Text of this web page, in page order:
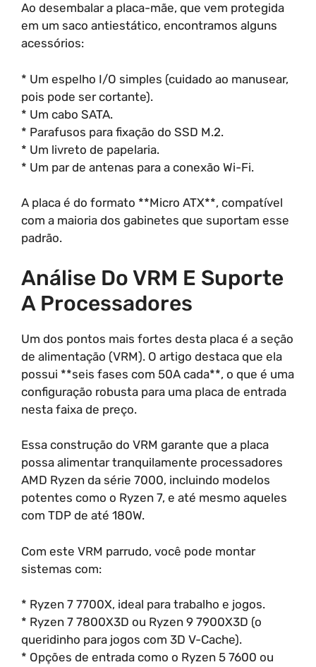
Ao desembalar a placa-mãe, que vem protegida
em um saco antiestático, encontramos alguns
acessórios:
* Um espelho I/O simples (cuidado ao manusear,
pois pode ser cortante).
* Um cabo SATA.
* Parafusos para fixação do SSD M.2.
* Um livreto de papelaria.
* Um par de antenas para a conexão Wi-Fi.
A placa é do formato **Micro ATX**, compatível
com a maioria dos gabinetes que suportam esse
padrão.
Análise Do VRM E Suporte
A Processadores
Um dos pontos mais fortes desta placa é a seção
de alimentação (VRM). O artigo destaca que ela
possui **seis fases com 50A cada**, o que é uma
configuração robusta para uma placa de entrada
nesta faixa de preço.
Essa construção do VRM garante que a placa
possa alimentar tranquilamente processadores
AMD Ryzen da série 7000, incluindo modelos
potentes como o Ryzen 7, e até mesmo aqueles
com TDP de até 180W.
Com este VRM parrudo, você pode montar
sistemas com:
* Ryzen 7 7700X, ideal para trabalho e jogos.
* Ryzen 7 7800X3D ou Ryzen 9 7900X3D (o
queridinho para jogos com 3D V-Cache).
* Opções de entrada como o Ryzen 5 7600 ou